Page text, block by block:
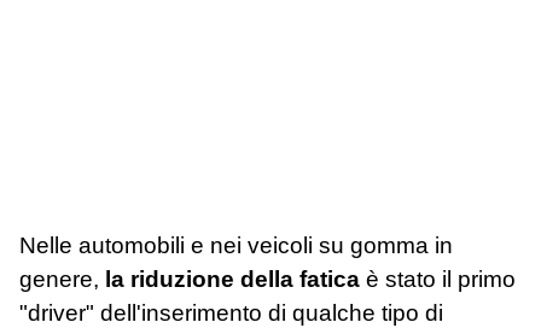
Nelle automobili e nei veicoli su gomma in
genere, la riduzione della fatica è stato il primo
"driver" dell'inserimento di qualche tipo di